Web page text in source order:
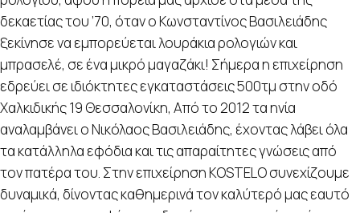
δεκαετίας του ’70, όταν ο Κωνσταντίνος Βασιλειάδης
ξεκίνησε να εμπορεύεται λουράκια ρολογιών και
μπρασελέ, σε ένα μικρό μαγαζάκι! Σήμερα η επιχείρηση
εδρεύει σε ιδιόκτητες εγκαταστάσεις 500τμ στην οδό
Χαλκιδικής 19 Θεσσαλονίκη, Από το 2012 τα ηνία
αναλαμβάνει ο Νικόλαος Βασιλειάδης, έχοντας λάβει όλα
τα κατάλληλα εφόδια και τις απαραίτητες γνώσεις από
τον πατέρα του. Στην επιχείρηση KOSTELO συνεχίζουμε
δυναμικά, δίνοντας καθημερινά τον καλύτερό μας εαυτό